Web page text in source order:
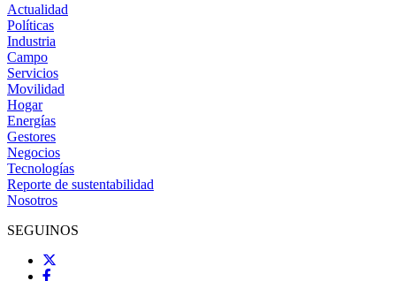
Actualidad
Políticas
Industria
Campo
Servicios
Movilidad
Hogar
Energías
Gestores
Negocios
Tecnologías
Reporte de sustentabilidad
Nosotros
SEGUINOS